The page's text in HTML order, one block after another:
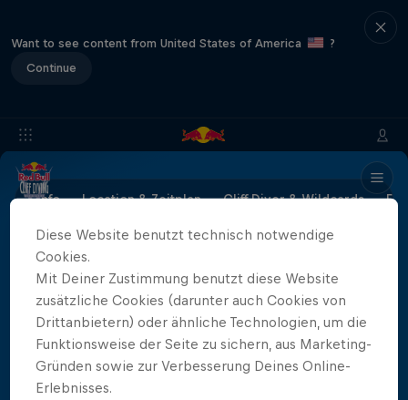
Want to see content from United States of America
?
Continue
Info Location & Zeitplan Cliff Diver & Wildcards
Partner
Diese Website benutzt technisch notwendige
Cookies.
Mit Deiner Zustimmung benutzt diese Website
zusätzliche Cookies (darunter auch Cookies von
Drittanbietern) oder ähnliche Technologien, um die
Funktionsweise der Seite zu sichern, aus Marketing-
Gründen sowie zur Verbesserung Deines Online-
Erlebnisses.